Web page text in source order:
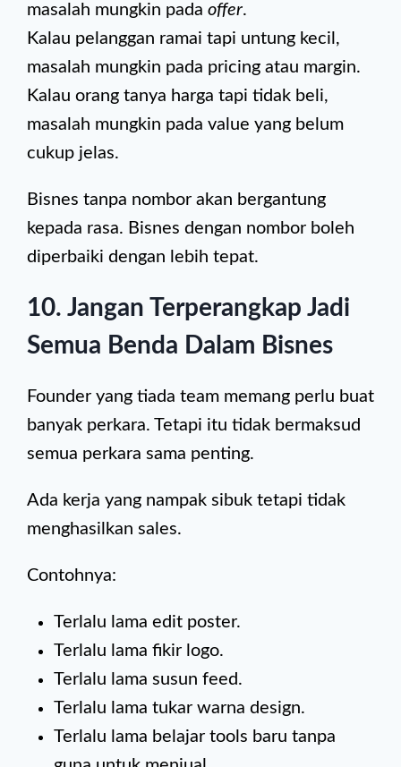
masalah mungkin pada offer.
Kalau pelanggan ramai tapi untung kecil,
masalah mungkin pada pricing atau margin.
Kalau orang tanya harga tapi tidak beli,
masalah mungkin pada value yang belum
cukup jelas.
Bisnes tanpa nombor akan bergantung
kepada rasa. Bisnes dengan nombor boleh
diperbaiki dengan lebih tepat.
10. Jangan Terperangkap Jadi
Semua Benda Dalam Bisnes
Founder yang tiada team memang perlu buat
banyak perkara. Tetapi itu tidak bermaksud
semua perkara sama penting.
Ada kerja yang nampak sibuk tetapi tidak
menghasilkan sales.
Contohnya:
Terlalu lama edit poster.
Terlalu lama fikir logo.
Terlalu lama susun feed.
Terlalu lama tukar warna design.
Terlalu lama belajar tools baru tanpa